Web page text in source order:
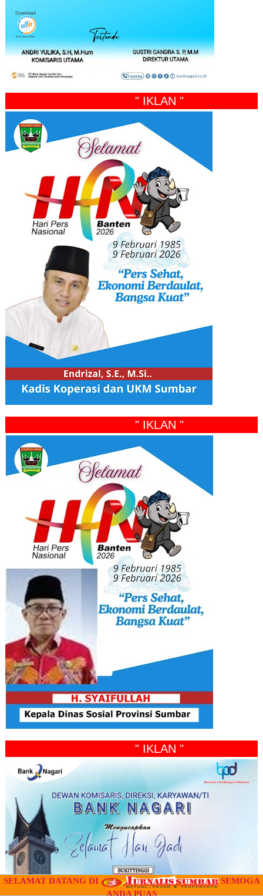
" IKLAN "
" IKLAN "
" IKLAN "
SELAMAT DATANG DI
SEMOGA
ANDA PUAS